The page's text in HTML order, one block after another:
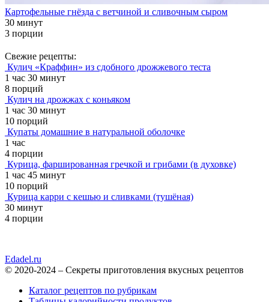
Картофельные гнёзда с ветчиной и сливочным сыром
30 минут
3 порции
Свежие рецепты:
Кулич «Краффин» из сдобного дрожжевого теста
1 час 30 минут
8 порций
Кулич на дрожжах с коньяком
1 час 30 минут
10 порций
Купаты домашние в натуральной оболочке
1 час
4 порции
Курица, фаршированная гречкой и грибами (в духовке)
1 час 45 минут
10 порций
Курица карри с кешью и сливками (тушёная)
30 минут
4 порции
Edadel.ru
© 2020-2024 – Секреты приготовления вкусных рецептов
Каталог рецептов по рубрикам